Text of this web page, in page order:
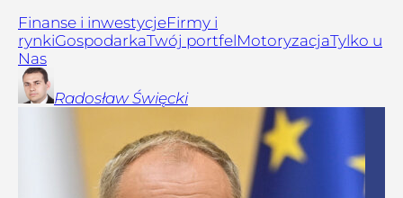
Finanse i inwestycjeFirmy i
rynkiGospodarkaTwój portfelMotoryzacjaTylko u
Nas
Radosław Święcki